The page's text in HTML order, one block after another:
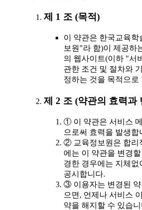
제 1 조 (목적)
이 약관은 한국교육
보원"라 함)이 제공하
의 웹사이트(이하 "서
관한 조건 및 절차와
정하는 것을 목적으로
제 2 조 (약관의 효력과
① 이 약관은 서비스
으로써 효력을 발생합
② 교육정보원은 합리
에는 이 약관을 변경
경한 경우에는 지체
공시합니다.
③ 이용자는 변경된
으면, 언제나 서비스
약을 해지할 수 있습니